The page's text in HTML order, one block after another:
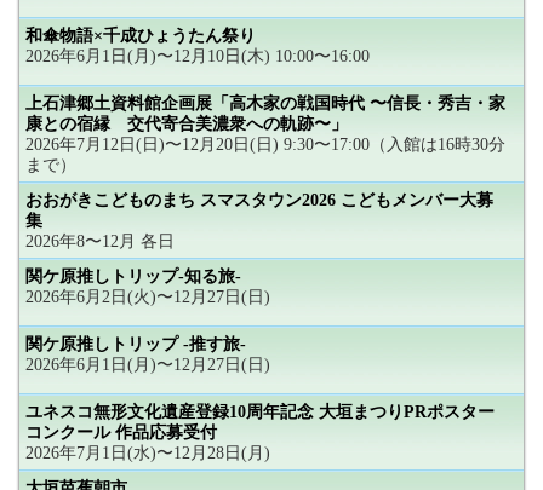
和傘物語×千成ひょうたん祭り
2026年6月1日(月)〜12月10日(木) 10:00〜16:00
上石津郷土資料館企画展「高木家の戦国時代 〜信長・秀吉・家
康との宿縁 交代寄合美濃衆への軌跡〜」
2026年7月12日(日)〜12月20日(日) 9:30〜17:00（入館は16時30分
まで）
おおがきこどものまち スマスタウン2026 こどもメンバー大募
集
2026年8〜12月 各日
関ケ原推しトリップ-知る旅-
2026年6月2日(火)〜12月27日(日)
関ケ原推しトリップ -推す旅-
2026年6月1日(月)〜12月27日(日)
ユネスコ無形文化遺産登録10周年記念 大垣まつりPRポスター
コンクール 作品応募受付
2026年7月1日(水)〜12月28日(月)